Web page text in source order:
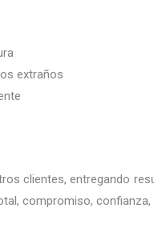
extraños
clientes, entregando
compromiso,